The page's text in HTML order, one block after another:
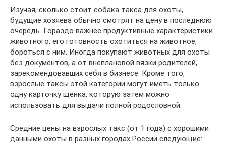
Изучая, сколько стоит собака такса для охоты,
будущие хозяева обычно смотрят на цену в последнюю
очередь. Гораздо важнее продуктивные характеристики
животного, его готовность охотиться на животное,
бороться с ним. Иногда покупают животных для охоты
без документов, а от внеплановой вязки родителей,
зарекомендовавших себя в бизнесе. Кроме того,
взрослые таксы этой категории могут иметь только
одну карточку щенка, которую затем можно
использовать для выдачи полной родословной.
Средние цены на взрослых такс (от 1 года) с хорошими
данными охоты в разных городах России следующие: